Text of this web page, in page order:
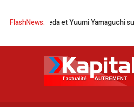
FlashNews:
Maeda et Yuumi Yamaguchi sur la